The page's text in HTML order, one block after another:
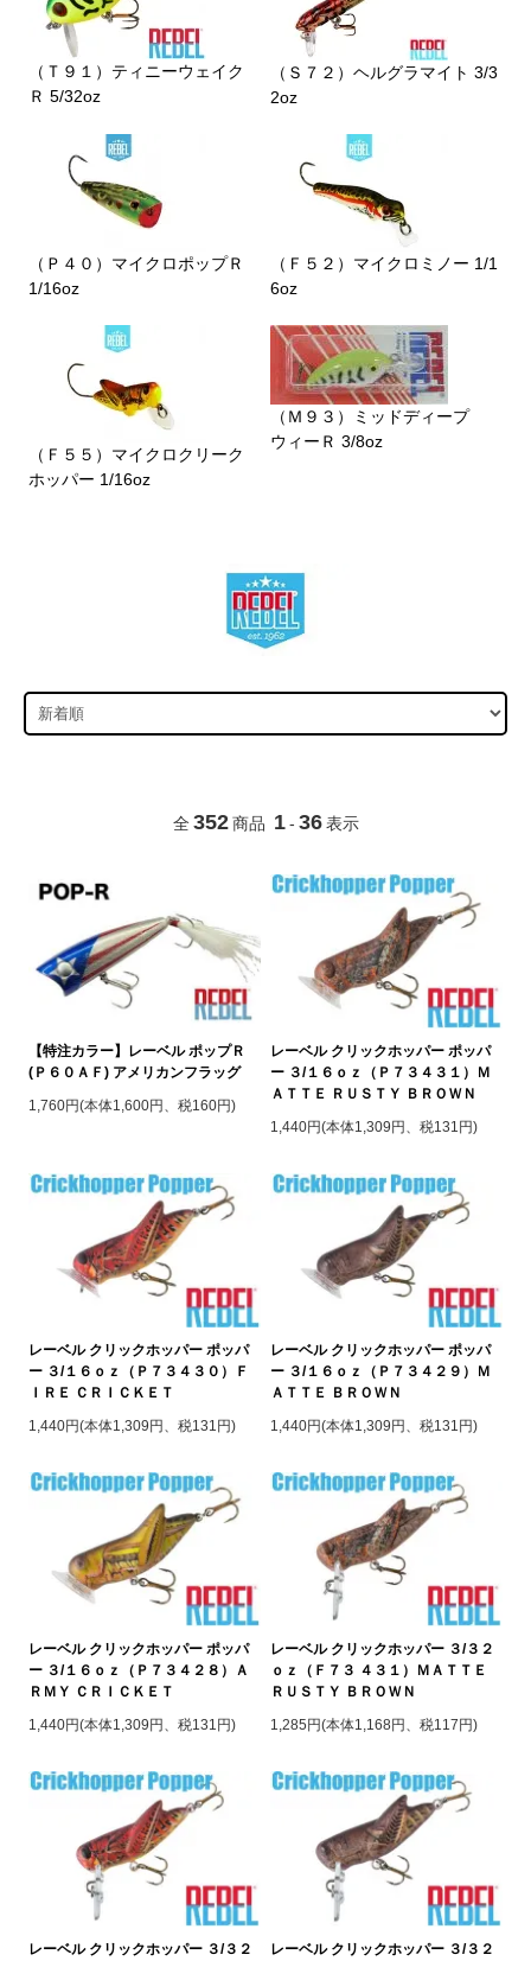
（Ｔ９１）ティニーウェイク
Ｒ 5/32oz
（Ｓ７２）ヘルグラマイト 3/3
2oz
（Ｐ４０）マイクロポップＲ
1/16oz
（Ｆ５２）マイクロミノー 1/1
6oz
（Ｆ５５）マイクロクリーク
ホッパー 1/16oz
（Ｍ９３）ミッドディープ
ウィーＲ 3/8oz
全 352 商品 1 - 36 表示
【特注カラー】レーベル ポップＲ
(Ｐ６０ＡＦ) アメリカンフラッグ
1,760円(本体1,600円、税160円)
レーベル クリックホッパー ポッパ
ー ３/１６ｏｚ（Ｐ７３４３１）Ｍ
ＡＴＴＥ ＲＵＳＴＹ ＢＲＯＷＮ
1,440円(本体1,309円、税131円)
レーベル クリックホッパー ポッパ
ー ３/１６ｏｚ（Ｐ７３４３０）Ｆ
ＩＲＥ ＣＲＩＣＫＥＴ
1,440円(本体1,309円、税131円)
レーベル クリックホッパー ポッパ
ー ３/１６ｏｚ（Ｐ７３４２９）Ｍ
ＡＴＴＥ ＢＲＯＷＮ
1,440円(本体1,309円、税131円)
レーベル クリックホッパー ポッパ
ー ３/１６ｏｚ（Ｐ７３４２８）Ａ
ＲＭＹ ＣＲＩＣＫＥＴ
1,440円(本体1,309円、税131円)
レーベル クリックホッパー ３/３２
ｏｚ（Ｆ７３ ４３１）ＭＡＴＴＥ
ＲＵＳＴＹ ＢＲＯＷＮ
1,285円(本体1,168円、税117円)
レーベル クリックホッパー ３/３２
レーベル クリックホッパー ３/３２